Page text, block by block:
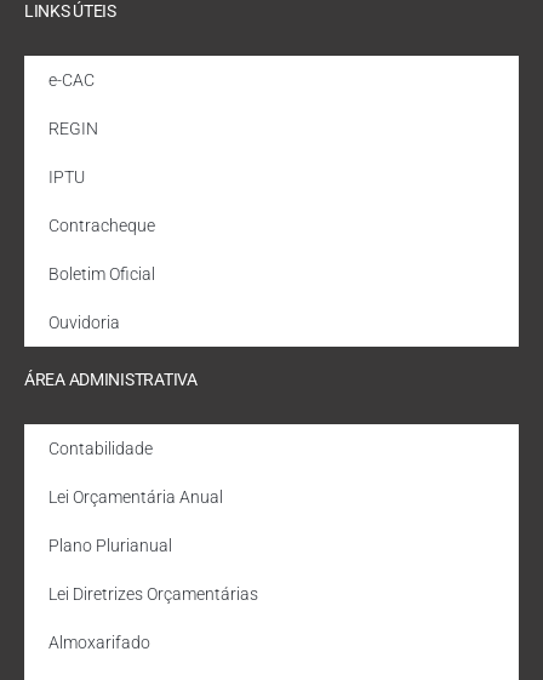
LINKS ÚTEIS
e-CAC
REGIN
IPTU
Contracheque
Boletim Oficial
Ouvidoria
ÁREA ADMINISTRATIVA
Contabilidade
Lei Orçamentária Anual
Plano Plurianual
Lei Diretrizes Orçamentárias
Almoxarifado